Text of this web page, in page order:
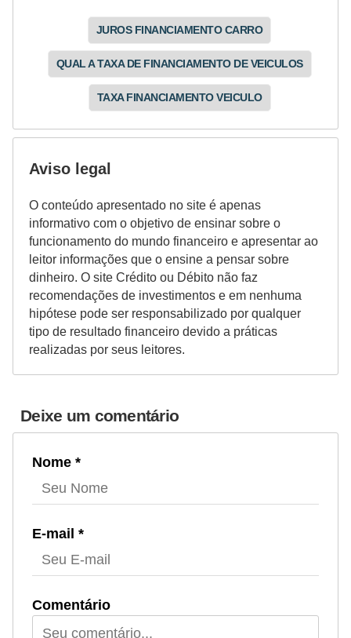
JUROS FINANCIAMENTO CARRO
QUAL A TAXA DE FINANCIAMENTO DE VEICULOS
TAXA FINANCIAMENTO VEICULO
Aviso legal
O conteúdo apresentado no site é apenas
informativo com o objetivo de ensinar sobre o
funcionamento do mundo financeiro e apresentar ao
leitor informações que o ensine a pensar sobre
dinheiro. O site Crédito ou Débito não faz
recomendações de investimentos e em nenhuma
hipótese pode ser responsabilizado por qualquer
tipo de resultado financeiro devido a práticas
realizadas por seus leitores.
Deixe um comentário
Nome *
E-mail *
Comentário